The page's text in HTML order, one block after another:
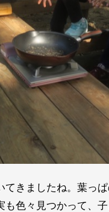
てきましたね。葉っ
も色々見つかって、